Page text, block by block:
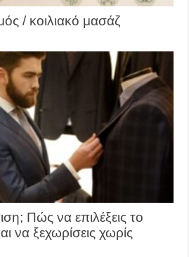
/ κοιλιακό μασάζ
Πώς να επιλέξεις το
να ξεχωρίσεις χωρίς